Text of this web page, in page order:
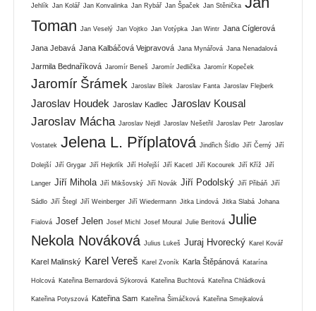
Jehlík Jan Kolář Jan Konvalinka Jan Rybář Jan Špaček Jan Stěnička
Toman
Jan Veselý Jan Vojtko Jan Votýpka Jan Wintr Jana Cíglerová
Jana Jebavá Jana Kalbáčová Vejpravová Jana Mynářová Jana Nenadalová
Jarmila Bednaříková Jaromír Beneš Jaromír Jedlička Jaromír Kopeček
Jaromír Šrámek Jaroslav Bílek Jaroslav Fanta Jaroslav Flejberk
Jaroslav Houdek Jaroslav Kadlec Jaroslav Kousal
Jaroslav Mácha Jaroslav Nejdl Jaroslav Nešetřil Jaroslav Petr Jaroslav
Vostatek Jelena L. Příplatová Jindřich Šídlo Jiří Černý Jiří
Dolejší Jiří Grygar Jiří Hejkrlík Jiří Hořejší Jiří Kacetl Jiří Kocourek Jiří Kříž Jiří
Langer Jiří Mihola Jiří Mikšovský Jiří Novák Jiří Podolský Jiří Přibáň Jiří
Sádlo Jiří Štegl Jiří Weinberger Jiří Wiedermann Jitka Lindová Jitka Slabá Johana
Fialová Josef Jelen Josef Michl Josef Moural Julie Beritová Julie
Nekola Nováková Julius Lukeš Juraj Hvorecký Karel Kovář
Karel Malinský Karel Vereš Karel Zvoník Karla Štěpánová Katarína
Holcová Kateřina Bernardová Sýkorová Kateřina Buchtová Kateřina Chládková
Kateřina Potyszová Kateřina Sam Kateřina Šimáčková Kateřina Smejkalová